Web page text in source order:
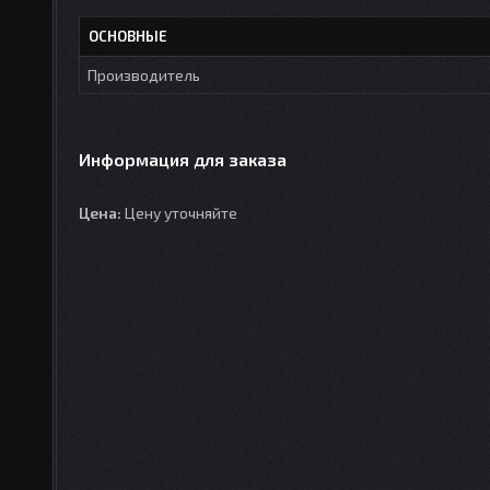
ОСНОВНЫЕ
Производитель
Информация для заказа
Цена: Цену уточняйте